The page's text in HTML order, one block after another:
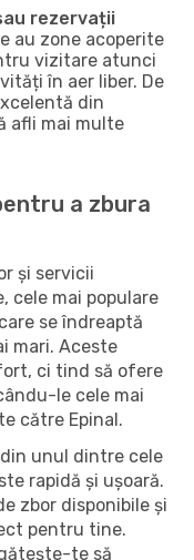
rezervații
au zone acoperite
vizitare atunci
în aer liber. De
din
afli mai multe
a zbura
și servicii
cele mai populare
se îndreaptă
mari. Aceste
ci tind să ofere
le cele mai
către Epinal.
unul dintre cele
rapidă și ușoară.
zbor disponibile și
pentru tine.
te să